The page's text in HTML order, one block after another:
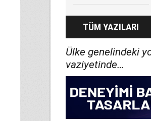
TÜM YAZILARI
Ülke genelindeki
vaziyetinde…